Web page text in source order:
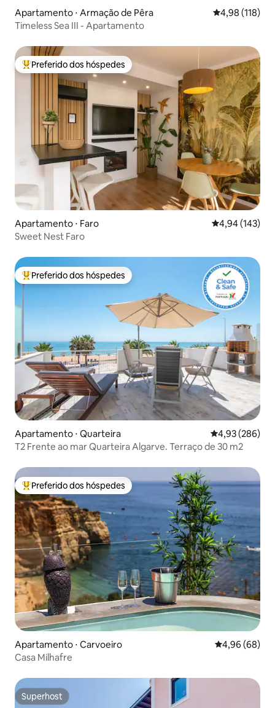
Apartamento ⋅ Armação de Pêra 4,98 de uma
4,98 (118)
Timeless Sea III - Apartamento
Entre os melhores preferidos dos hóspedes
Preferido dos hóspedes
Apartamento ⋅ Faro 4,94 de uma
4,94 (143)
Sweet Nest Faro
Entre os melhores preferidos dos hóspedes
Preferido dos hóspedes
Apartamento ⋅ Quarteira 4,93 de uma
4,93 (286)
T2 Frente ao mar Quarteira Algarve. Terraço de 30 m2
Entre os melhores preferidos dos hóspedes
Preferido dos hóspedes
Apartamento ⋅ Carvoeiro 4,96 de uma
4,96 (68)
Casa Milhafre
Superhost
Superhost